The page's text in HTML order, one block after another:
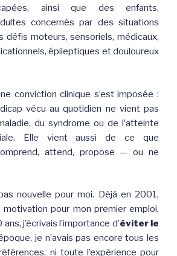
ainsi que des enfants,
concernés par des situations
défis moteurs, sensoriels, médicaux,
épileptiques et douloureux
conviction clinique s’est imposée :
vécu au quotidien ne vient pas
du syndrome ou de l’atteinte
Elle vient aussi de ce que
attend, propose — ou ne
nouvelle pour moi. Déjà en 2001,
pour mon premier emploi,
j’écrivais l’importance d’éviter le
je n’avais pas encore tous les
ni toute l’expérience pour